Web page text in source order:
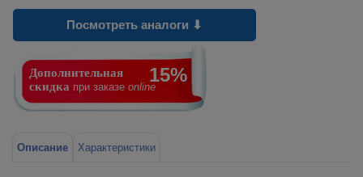
Посмотреть аналоги ⬇
Дополнительная
скидка при заказе online
15%
Описание Характеристики